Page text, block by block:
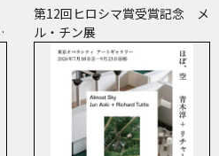
第12回ヒロシマ賞受賞記念 メ
ル・チン展